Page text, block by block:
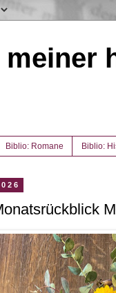
Biblio: Romane Biblio: